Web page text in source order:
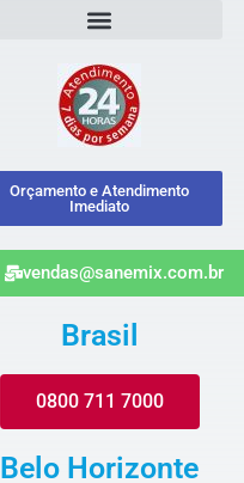
Orçamento e Atendimento
Imediato
vendas@sanemix.com.br
Brasil
0800 711 7000
Belo Horizonte